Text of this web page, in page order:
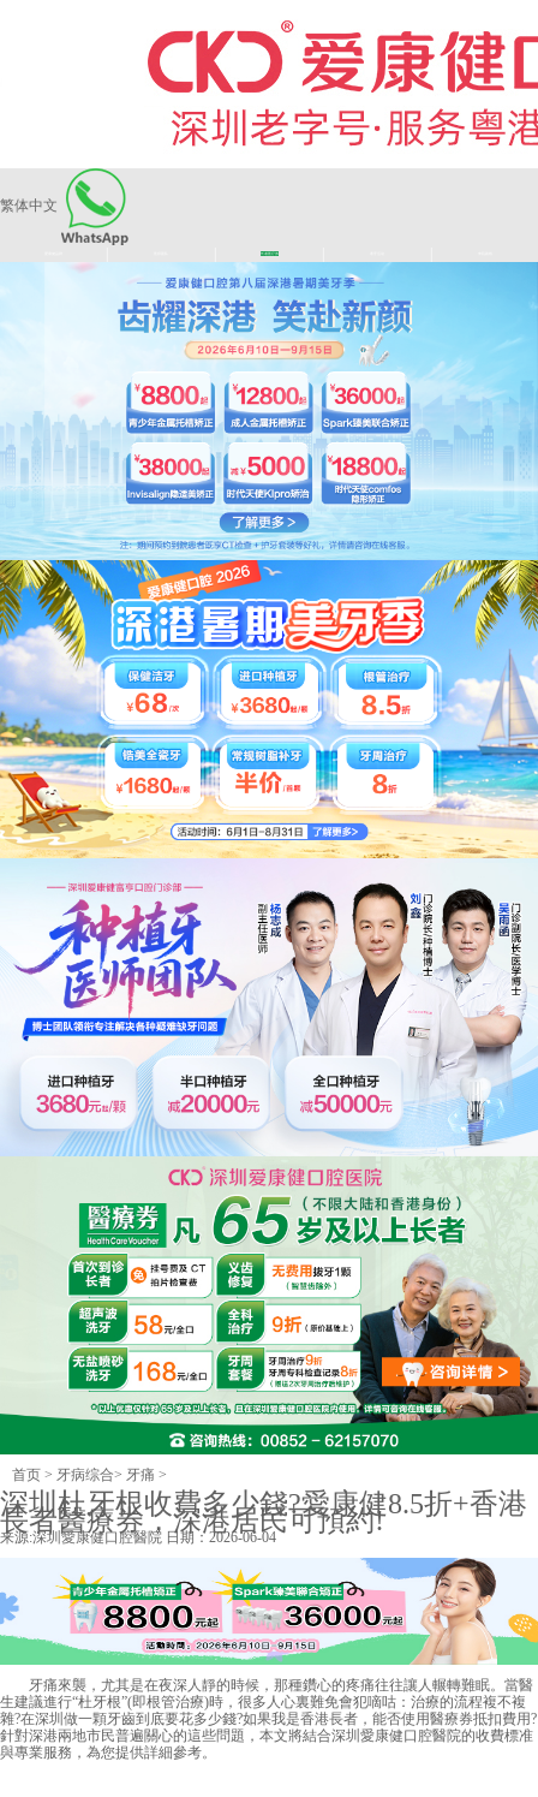
繁体中文
长者医疗券
首页 > 牙病综合> 牙痛 >
深圳杜牙根收費多少錢?愛康健8.5折+香港
長者醫療券，深港居民可預約!
来源:深圳愛康健口腔醫院 日期：2026-06-04
牙痛來襲，尤其是在夜深人靜的時候，那種鑽心的疼痛往往讓人輾轉難眠。當醫
生建議進行“杜牙根”(即根管治療)時，很多人心裏難免會犯嘀咕：治療的流程複不複
雜?在深圳做一顆牙齒到底要花多少錢?如果我是香港長者，能否使用醫療券抵扣費用?
針對深港兩地市民普遍關心的這些問題，本文將結合深圳愛康健口腔醫院的收費標准
與專業服務，為您提供詳細參考。